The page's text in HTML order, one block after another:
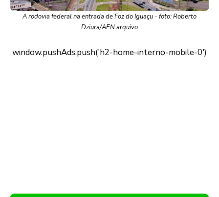
A rodovia federal na entrada de Foz do Iguaçu - foto: Roberto
Dziura/AEN arquivo